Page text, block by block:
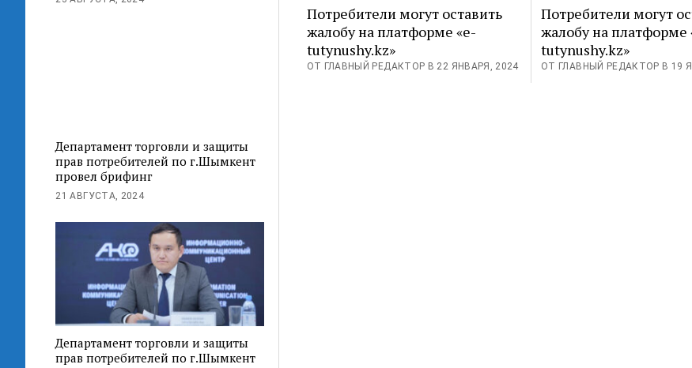
Департамент торговли и защиты
прав потребителей по г.Шымкент
провел брифинг
21 АВГУСТА, 2024
Департамент торговли и защиты
прав потребителей по г.Шымкент
Потребители могут оставить
жалобу на платформе «e-
tutynushy.kz»
ОТ ГЛАВНЫЙ РЕДАКТОР В 22 ЯНВАРЯ, 2024
Потребители могут
жалобу на платформе
tutynushy.kz»
ОТ ГЛАВНЫЙ РЕДАКТОР В 19